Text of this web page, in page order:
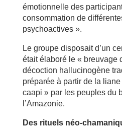
émotionnelle des
consommation de
psychoactives ».
Le groupe disposait d’un
était élaboré le « breuvage
décoction hallucinogène
préparée à partir de la
caapi » par les peuples du
l’Amazonie.
Des rituels néo-